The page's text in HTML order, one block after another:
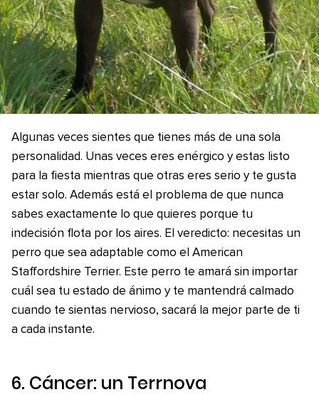
Algunas veces sientes que tienes más de una sola
personalidad. Unas veces eres enérgico y estas listo
para la fiesta mientras que otras eres serio y te gusta
estar solo. Además está el problema de que nunca
sabes exactamente lo que quieres porque tu
indecisión flota por los aires. El veredicto: necesitas un
perro que sea adaptable como el American
Staffordshire Terrier. Este perro te amará sin importar
cuál sea tu estado de ánimo y te mantendrá calmado
cuando te sientas nervioso, sacará la mejor parte de ti
a cada instante.
6. Cáncer: un Terrnova